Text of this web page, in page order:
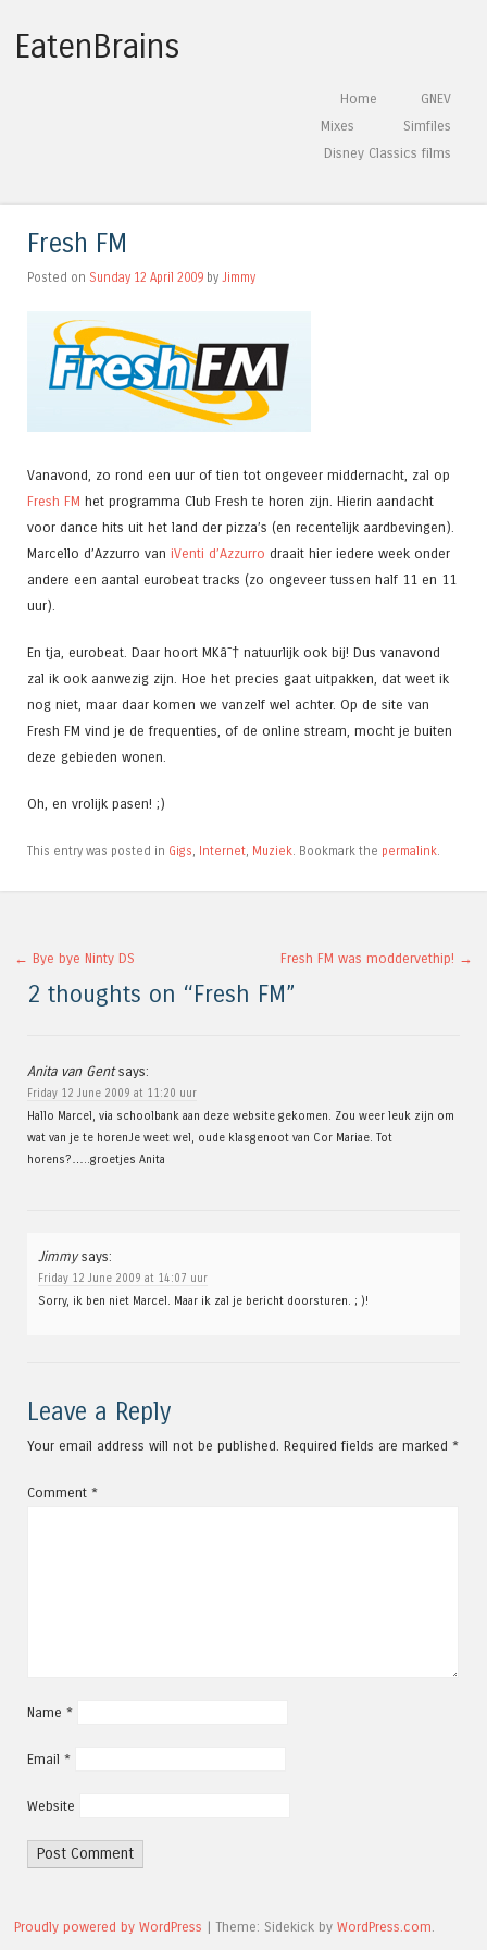
EatenBrains
Menu
Skip to contentHome
GNEV
Mixes
Simfiles
Disney Classics films
Fresh FM
Posted on Sunday 12 April 2009 by Jimmy
Vanavond, zo rond een uur of tien tot ongeveer middernacht, zal op
Fresh FM het programma Club Fresh te horen zijn. Hierin aandacht
voor dance hits uit het land der pizza’s (en recentelijk aardbevingen).
Marcello d’Azzurro van iVenti d’Azzurro draait hier iedere week onder
andere een aantal eurobeat tracks (zo ongeveer tussen half 11 en 11
uur).
En tja, eurobeat. Daar hoort MKâ˜† natuurlijk ook bij! Dus vanavond
zal ik ook aanwezig zijn. Hoe het precies gaat uitpakken, dat weet ik
nog niet, maar daar komen we vanzelf wel achter. Op de site van
Fresh FM vind je de frequenties, of de online stream, mocht je buiten
deze gebieden wonen.
Oh, en vrolijk pasen! ;)
This entry was posted in Gigs, Internet, Muziek. Bookmark the permalink.
Post navigation
← Bye bye Ninty DS Fresh FM was moddervethip! →
2 thoughts on “Fresh FM”
Anita van Gent says:
Friday 12 June 2009 at 11:20 uur
Hallo Marcel, via schoolbank aan deze website gekomen. Zou weer leuk zijn om
wat van je te horenJe weet wel, oude klasgenoot van Cor Mariae. Tot
horens?…..groetjes Anita
Jimmy says:
Friday 12 June 2009 at 14:07 uur
Sorry, ik ben niet Marcel. Maar ik zal je bericht doorsturen. ; )!
Leave a Reply
Your email address will not be published. Required fields are marked *
Comment *
Name *
Email *
Website
Proudly powered by WordPress |Theme: Sidekick byWordPress.com.